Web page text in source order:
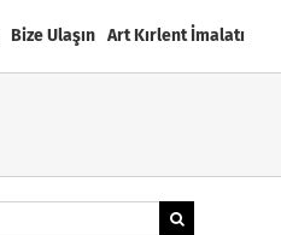
Bize Ulaşın Art Kırlent İmalatı